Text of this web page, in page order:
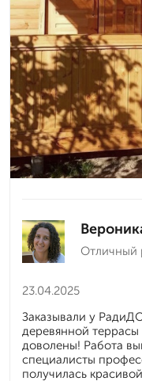
Отличный
23.04.2025
Заказывали у
деревянной
доволены! Работа
специалисты
получилась